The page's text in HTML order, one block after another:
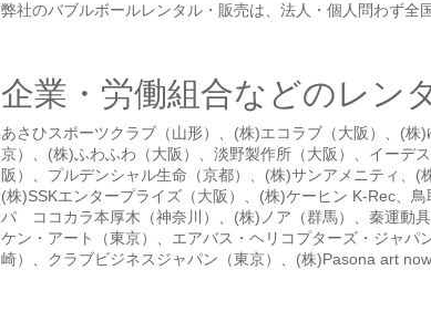
弊社のバブルボールレンタル・販売は、法人・個人問わず全
企業・労働組合などのレン
あさひスポーツクラブ（山形）、(株)エコラブ（大阪）、(
京）、(株)ふわふわ（大阪）、淡野製作所（大阪）、イーデ
阪）、プルデンシャル生命（京都）、(株)サンアメニティ、(
(株)SSKエンタープライズ（大阪）、(株)ケーヒン K-Rec、
パ ココカラ本厚木（神奈川）、(株)ノア（群馬）、秦運動
ケン・アート（東京）、エアバス・ヘリコプターズ・ジャパ
崎）、クラブビジネスジャパン（東京）、(株)Pasona art now